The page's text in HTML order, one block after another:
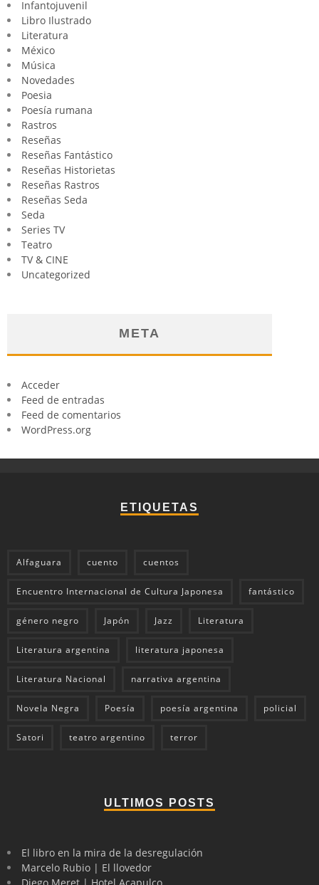
Infantojuvenil
Libro Ilustrado
Literatura
México
Música
Novedades
Poesia
Poesía rumana
Rastros
Reseñas
Reseñas Fantástico
Reseñas Historietas
Reseñas Rastros
Reseñas Seda
Seda
Series TV
Teatro
TV & CINE
Uncategorized
META
Acceder
Feed de entradas
Feed de comentarios
WordPress.org
ETIQUETAS
Alfaguara cuento cuentos
Encuentro Internacional de Cultura Japonesa fantástico
género negro Japón Jazz Literatura
Literatura argentina literatura japonesa
Literatura Nacional narrativa argentina
Novela Negra Poesía poesía argentina policial
Satori teatro argentino terror
ULTIMOS POSTS
El libro en la mira de la desregulación
Marcelo Rubio | El llovedor
Diego Meret | Hotel Acapulco